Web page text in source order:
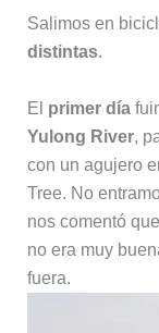
Salimos en
distintas.
El primer día
Yulong River,
con un agujero
Tree. No
nos comentó
no era muy
fuera.